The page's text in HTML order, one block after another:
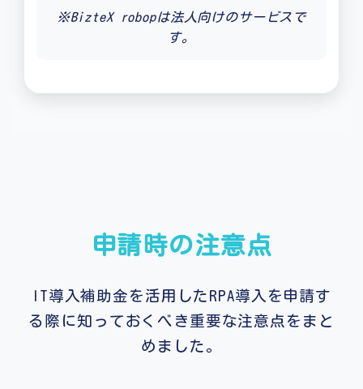
※BizteX robopは法人向けのサービスで
す。
申請時の注意点
IT導入補助金を活用したRPA導入を申請す
る際に知っておくべき重要な注意点をまと
めました。